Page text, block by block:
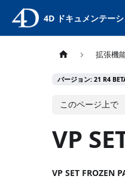
4D ドキュメンテー
拡張機
バージョン: 21 R4
このページ上で
VP
VP SET FROZEN